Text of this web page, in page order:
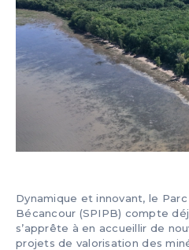
Dynamique et innovant, le
Bécancour (SPIPB) compte
s’apprête à en accueillir de
projets de valorisation des